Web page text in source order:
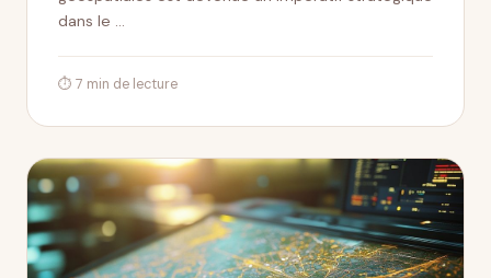
dans le …
⏱ 7 min de lecture